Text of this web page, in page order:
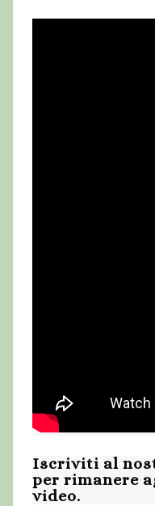
Iscriviti al
per rimanere
video.